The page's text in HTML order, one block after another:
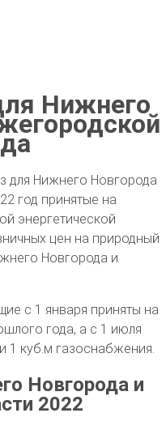
Нижнего
для Нижнего Новгорода
год принятые на
энергетической
цен на природный
Новгорода и
с 1 января приняты на
года, а с 1 июля
1 куб.м газоснабжения.
Новгорода и
2022